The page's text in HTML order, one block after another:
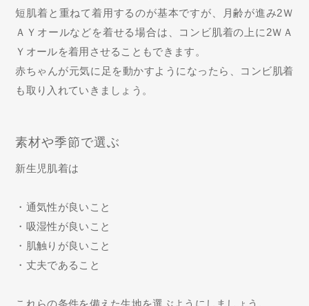
短肌着と重ねて着用するのが基本ですが、月齢が進み2Ｗ
ＡＹオールなどを着せる場合は、コンビ肌着の上に2ＷＡ
Ｙオールを着用させることもできます。
赤ちゃんが元気に足を動かすようになったら、コンビ肌着
も取り入れていきましょう。
素材や季節で選ぶ
新生児肌着は
・通気性が良いこと
・吸湿性が良いこと
・肌触りが良いこと
・丈夫であること
これらの条件を備えた生地を選ぶようにしましょう。